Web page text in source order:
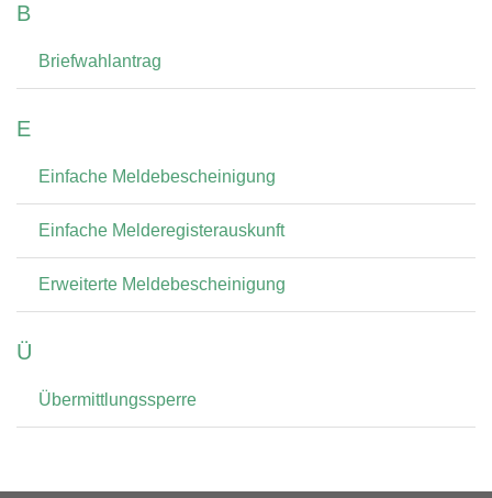
B
Briefwahlantrag
E
Einfache Meldebescheinigung
Einfache Melderegisterauskunft
Erweiterte Meldebescheinigung
Ü
Übermittlungssperre